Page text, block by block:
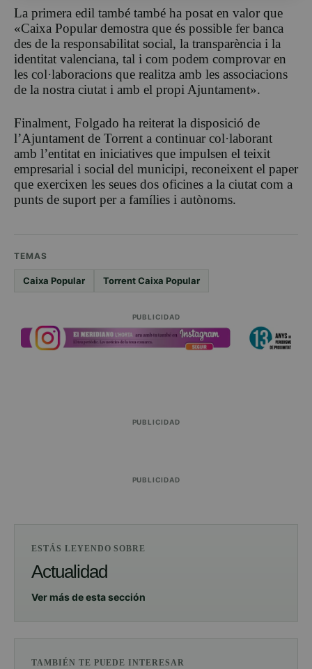
La primera edil també també ha posat en valor que
«Caixa Popular demostra que és possible fer banca
des de la responsabilitat social, la transparència i la
identitat valenciana, tal i com podem comprovar en
les col·laboracions que realitza amb les associacions
de la nostra ciutat i amb el propi Ajuntament».
Finalment, Folgado ha reiterat la disposició de
l’Ajuntament de Torrent a continuar col·laborant
amb l’entitat en iniciatives que impulsen el teixit
empresarial i social del municipi, reconeixent el paper
que exercixen les seues dos oficines a la ciutat com a
punts de suport per a famílies i autònoms.
TEMAS
Caixa Popular Torrent Caixa Popular
PUBLICIDAD
PUBLICIDAD
PUBLICIDAD
ESTÁS LEYENDO SOBRE
Actualidad
Ver más de esta sección
TAMBIÉN TE PUEDE INTERESAR